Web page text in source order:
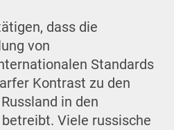
dass die
von
Standards
Kontrast zu den
in den
Viele russische